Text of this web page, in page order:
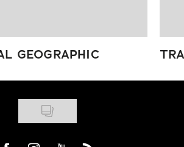
GEOGRAPHIC